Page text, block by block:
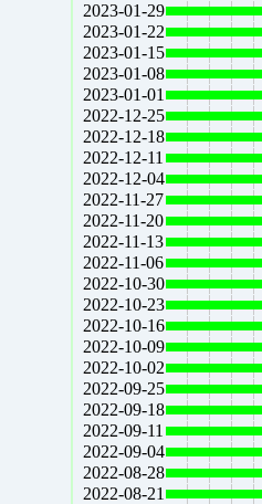
2023-01-29
2023-01-22
2023-01-15
2023-01-08
2023-01-01
2022-12-25
2022-12-18
2022-12-11
2022-12-04
2022-11-27
2022-11-20
2022-11-13
2022-11-06
2022-10-30
2022-10-23
2022-10-16
2022-10-09
2022-10-02
2022-09-25
2022-09-18
2022-09-11
2022-09-04
2022-08-28
2022-08-21